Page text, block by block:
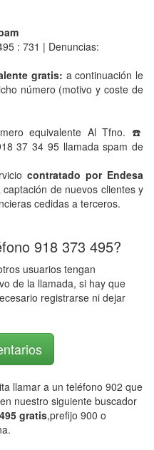
: 731 | Denuncias:
gratis: a continuación le
número (motivo y coste de
equivalente Al Tfno. ☎️
37 34 95 llamada spam de
contratado por Endesa
de nuevos clientes y
cedidas a terceros.
918 373 495?
usuarios tengan
de la llamada, si hay que
registrarse ni dejar
llamar a un teléfono 902 que
nuestro siguiente buscador
gratis,prefijo 900 o